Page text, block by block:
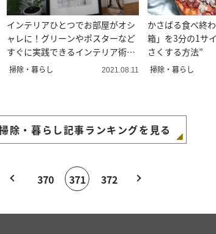
インテリアひとつでお部屋がオシ
ャレに！グリーンやポスターなど
すぐに実践できるインテリア術5
選＃整理収納アドバイザー直伝
掃除・暮らし 2021.08.11
かさばる食べ終
箱」を3分の1サ
さくする方法”
掃除・暮らし
除・暮らし記事ランキングを見る
370 371 372